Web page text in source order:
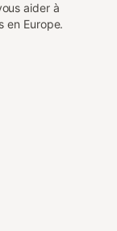
aider à
en Europe.